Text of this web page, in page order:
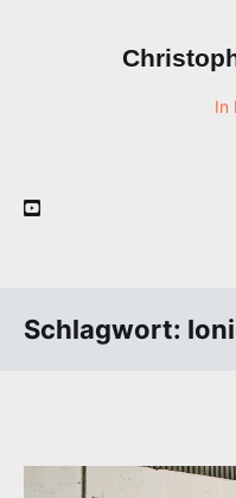
In
Schlagwort: